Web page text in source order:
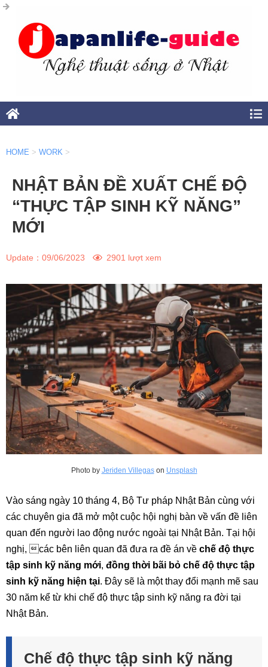
HOME > WORK >
NHẬT BẢN ĐỀ XUẤT CHẾ ĐỘ
“THỰC TẬP SINH KỸ NĂNG”
MỚI
Update： 09/06/2023 2901 lượt xem
Photo by Jeriden Villegason Unsplash
Vào sáng ngày 10 tháng 4, Bộ Tư pháp Nhật Bản cùng với
các chuyên gia đã mở một cuộc hội nghị bàn về vấn đề liên
quan đến người lao động nước ngoài tại Nhật Bản. Tại hội
nghị, các bên liên quan đã đưa ra đề án về chế độ thực
tập sinh kỹ năng mới, đồng thời bãi bỏ chế độ thực tập
sinh kỹ năng hiện tại. Đây sẽ là một thay đổi mạnh mẽ sau
30 năm kể từ khi chế độ thực tập sinh kỹ năng ra đời tại
Nhật Bản.
Chế độ thực tập sinh kỹ năng